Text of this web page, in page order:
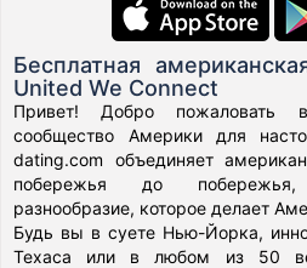
Бесплатная
United We Connect
Привет! Добро пожаловать
сообщество Америки для
dating.com объединяет
побережья до побережья,
разнообразие, которое делает
Будь вы в суете Нью-Йорка,
Техаса или в любом из 50